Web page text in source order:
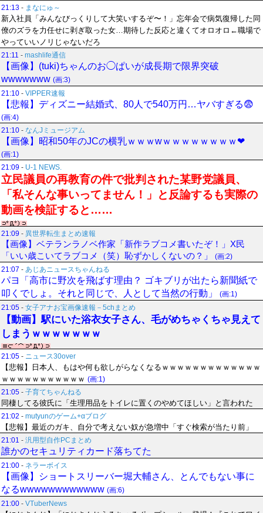
21:13 - まなにゅ～
新入社員「みんなびっくりして大笑いするぞ〜！」忘年会で病気復帰した同
僚のズラを力任せに剥ぎ取った女…期待した反応と違くてオロオロ←職場で
やっていいノリじゃないだろ
21:11 - mashlife通信
【画像】(tuki)ちゃんのお◯ぱいが成長期で限界突破
wwwwwww (画:3)
21:10 - VIPPER速報
【悲報】ディズニー結婚式、80人で540万円…ヤバすぎる😨
(画:4)
21:10 - なんJミュージアム
【画像】昭和50年のJCの横乳ｗｗｗwｗｗｗｗｗｗｗｗ❤
(画:1)
21:09 - U-1 NEWS.
立民議員の再教育の件で批判された某野党議員、
「私そんな事いってません！」と反論するも実際の
動画を検証すると……
21:09 - 異世界転生まとめ速報
【画像】ベテランラノベ作家「新作ラブコメ書いたぞ！」X民
「いい歳こいてラブコメ（笑）恥ずかしくないの？」
(画:2)
21:07 - あじあニュースちゃんねる
パヨ「高市に野次を飛ばす理由？ ゴキブリが出たら新聞紙で
叩くでしょ。それと同じで、人として当然の行動」
(画:1)
21:05 - 女子アナお宝画像速報－5chまとめ
【動画】駅にいた浴衣女子さん、毛がめちゃくちゃ見えて
しまうｗｗｗｗｗｗｗ
21:05 - ニュース30over
【悲報】日本人、もはや何も欲しがらなくなるｗｗｗｗｗｗｗｗｗｗｗｗｗ
ｗｗｗｗｗｗｗｗｗｗｗ (画:1)
21:05 - 子育てちゃんねる
同棲してる彼氏に「生理用品をトイレに置くのやめてほしい」と言われた
21:02 - mutyunのゲーム+αブログ
【悲報】最近のガキ、自分で考えない奴が急増中「すぐ検索が当たり前」
21:01 - 汎用型自作PCまとめ
誰かのセキュリティカード落ちてた
21:00 - ネラーボイス
【画像】ショートスリーバー堀大輔さん、とんでもない事に
なるwwwwwwwwwwww (画:6)
21:00 - VTuberNews